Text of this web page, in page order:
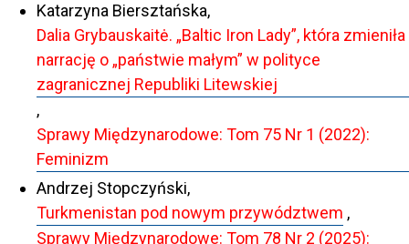
Katarzyna Biersztańska,
Dalia Grybauskaitė. „Baltic Iron Lady”, która zmieniła
narrację o „państwie małym” w polityce
zagranicznej Republiki Litewskiej
,
Sprawy Międzynarodowe: Tom 75 Nr 1 (2022):
Feminizm
Andrzej Stopczyński,
Turkmenistan pod nowym przywództwem ,
Sprawy Międzynarodowe: Tom 78 Nr 2 (2025):